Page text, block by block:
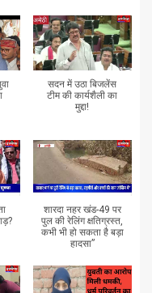
सदन में उठा बिजलेंस
टीम की कार्यशैली का
मुद्दा!
शारदा नहर खंड-49 पर
पुल की रेलिंग क्षतिग्रस्त,
कभी भी हो सकता है बड़ा
हादसा”